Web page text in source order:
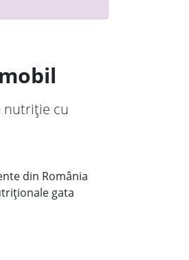
nutriție cu
din România
gata